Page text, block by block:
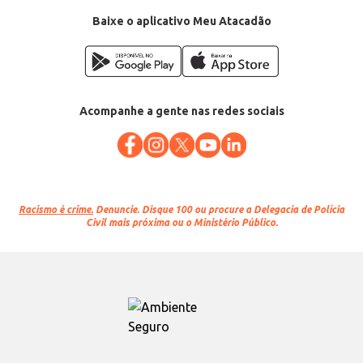
Conteúdo: 12 unidadesBaixe o aplicativo Meu Atacadão
Acompanhe a gente nas redes sociais
Racismo é crime. Denuncie. Disque 100 ou procure a Delegacia de Polícia
Civil mais próxima ou o Ministério Público.